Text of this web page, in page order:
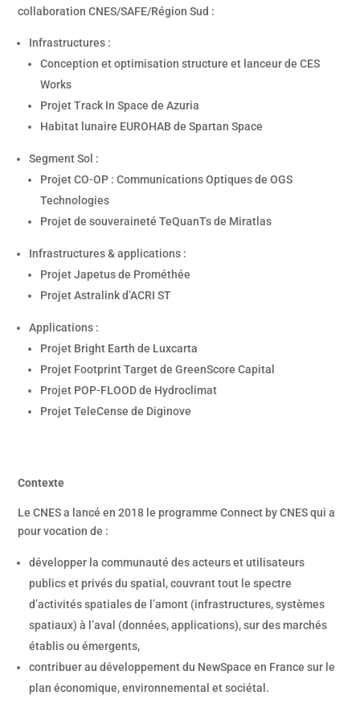
collaboration CNES/SAFE/Région Sud :
Infrastructures :
Conception et optimisation structure et lanceur de CES
Works
Projet Track In Space de Azuria
Habitat lunaire EUROHAB de Spartan Space
Segment Sol :
Projet CO-OP : Communications Optiques de OGS
Technologies
Projet de souveraineté TeQuanTs de Miratlas
Infrastructures & applications :
Projet Japetus de Prométhée
Projet Astralink d’ACRI ST
Applications :
Projet Bright Earth de Luxcarta
Projet Footprint Target de GreenScore Capital
Projet POP-FLOOD de Hydroclimat
Projet TeleCense de Diginove
Contexte
Le CNES a lancé en 2018 le programme Connect by CNES qui a
pour vocation de :
développer la communauté des acteurs et utilisateurs
publics et privés du spatial, couvrant tout le spectre
d’activités spatiales de l’amont (infrastructures, systèmes
spatiaux) à l’aval (données, applications), sur des marchés
établis ou émergents,
contribuer au développement du NewSpace en France sur le
plan économique, environnemental et sociétal.